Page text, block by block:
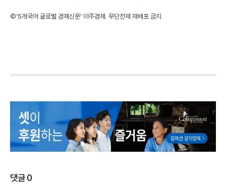
©'5개국어 글로벌 경제신문' 아주경제. 무단전재·재배포 금지
댓글0